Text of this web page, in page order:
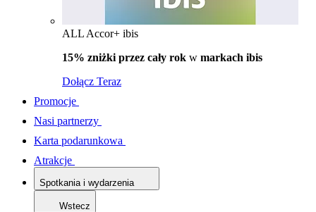
ALL Accor+ ibis
15% zniżki przez cały rok w markach ibis
Dołącz Teraz
Promocje
Nasi partnerzy
Karta podarunkowa
Atrakcje
Spotkania i wydarzenia
Wstecz